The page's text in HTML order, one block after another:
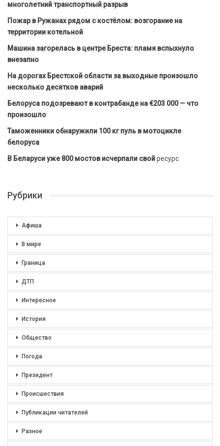
многолетний транспортный разрыв
Пожар в Ружанах рядом с костёлом: возгорание на
территории котельной
Машина загорелась в центре Бреста: пламя вспыхнуло
внезапно
На дорогах Брестской области за выходные произошло
несколько десятков аварий
Белоруса подозревают в контрабанде на €203 000 — что
произошло
Таможенники обнаружили 100 кг пуль в мотоцикле
белоруса
В Беларуси уже 800 мостов исчерпали свойресурс
Рубрики
Афиша
В мире
Граница
ДТП
Интересное
История
Общество
Погода
Президент
Происшествия
Публикации читателей
Разное